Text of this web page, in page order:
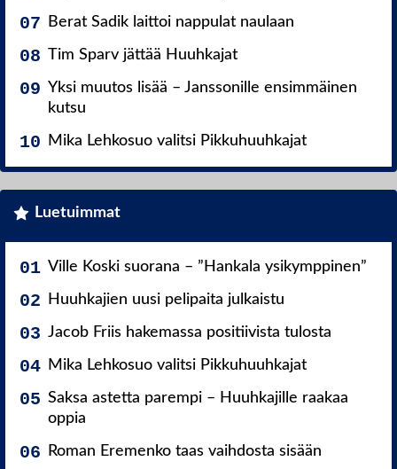
Berat Sadik laittoi nappulat naulaan
Tim Sparv jättää Huuhkajat
Yksi muutos lisää – Janssonille ensimmäinen
kutsu
Mika Lehkosuo valitsi Pikkuhuuhkajat
Luetuimmat
Ville Koski suorana – ”Hankala ysikymppinen”
Huuhkajien uusi pelipaita julkaistu
Jacob Friis hakemassa positiivista tulosta
Mika Lehkosuo valitsi Pikkuhuuhkajat
Saksa astetta parempi – Huuhkajille raakaa
oppia
Roman Eremenko taas vaihdosta sisään